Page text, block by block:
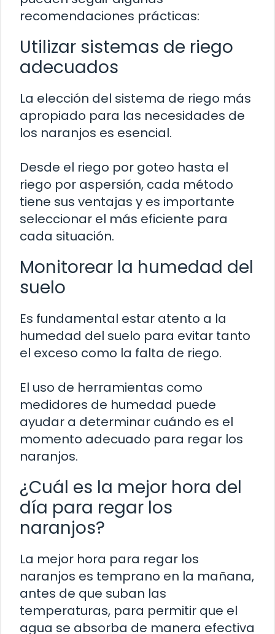
recomendaciones prácticas:
Utilizar sistemas de riego
adecuados
La elección del sistema de riego más
apropiado para las necesidades de
los naranjos es esencial.
Desde el riego por goteo hasta el
riego por aspersión, cada método
tiene sus ventajas y es importante
seleccionar el más eficiente para
cada situación.
Monitorear la humedad del
suelo
Es fundamental estar atento a la
humedad del suelo para evitar tanto
el exceso como la falta de riego.
El uso de herramientas como
medidores de humedad puede
ayudar a determinar cuándo es el
momento adecuado para regar los
naranjos.
¿Cuál es la mejor hora del
día para regar los
naranjos?
La mejor hora para regar los
naranjos es temprano en la mañana,
antes de que suban las
temperaturas, para permitir que el
agua se absorba de manera efectiva